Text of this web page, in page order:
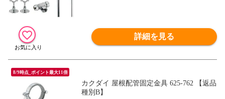
詳細を見る
8/9時点_ポイント最大11倍
カクダイ 屋根配管固定金具 625-762 【返品
種別B】